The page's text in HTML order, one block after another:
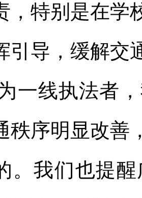
，特别是在学
引导，缓解交
一线执法者
秩序明显改善
。我们也提